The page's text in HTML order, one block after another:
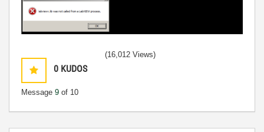
0 KUDOS
Message 9 of 10
(16,012 Views)